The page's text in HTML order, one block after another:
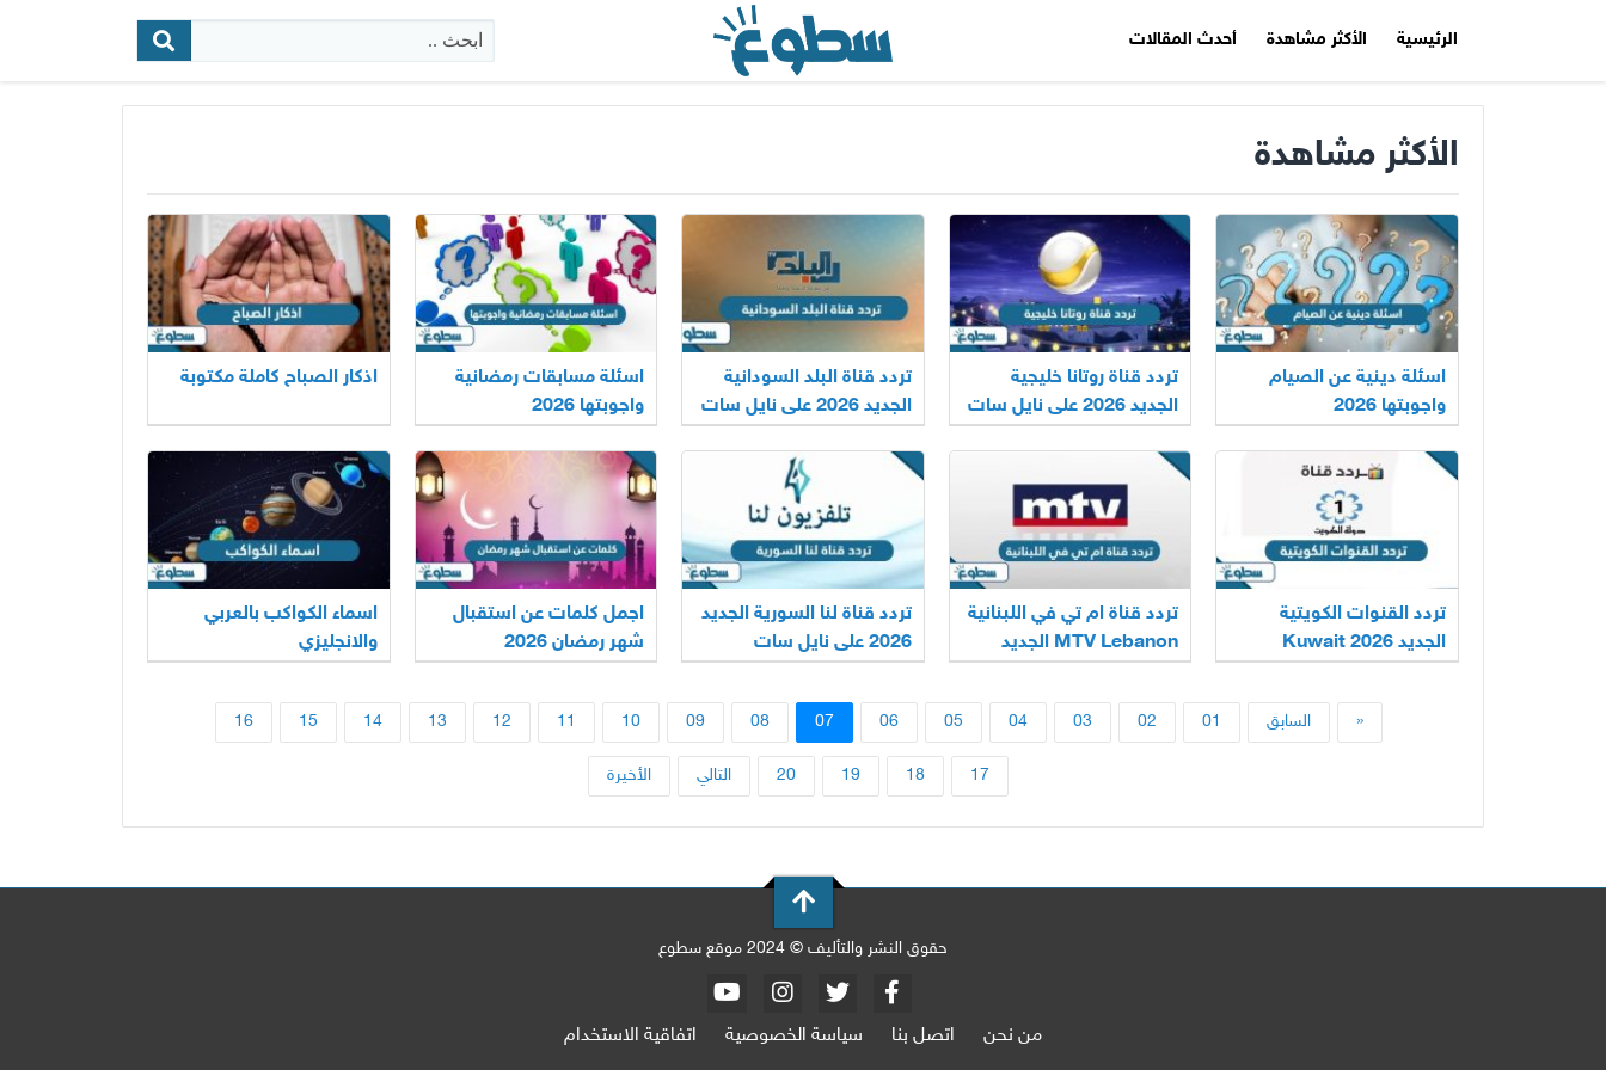
الرئيسية الأكثر مشاهدة أحدث المقالات
البحث:
الأكثر مشاهدة
اسئلة دينية عن الصيام
واجوبتها 2026
تردد قناة روتانا خليجية
الجديد 2026 على نايل سات
تردد قناة البلد السودانية
الجديد 2026 على نايل سات
اسئلة مسابقات رمضانية
واجوبتها 2026
اذكار الصباح كاملة مكتوبة
تردد القنوات الكويتية
الجديد 2026 Kuwait
تردد قناة ام تي في اللبنانية
MTV Lebanon الجديد
تردد قناة لنا السورية الجديد
2026 على نايل سات
اجمل كلمات عن استقبال
شهر رمضان 2026
اسماء الكواكب بالعربي
والانجليزي
« السابق 01
02
03
04
05
06
07
08
09
10
11
12
13
14
15
16
17
18
19
20 التالي الأخيرة
حقوق النشر والتأليف © 2024 موقع سطوع
من نحن اتصل بنا سياسة الخصوصية اتفاقية الاستخدام